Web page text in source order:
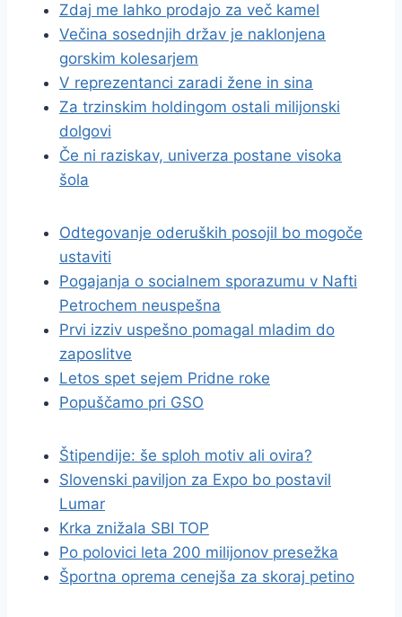
Zdaj me lahko prodajo za več kamel
Večina sosednjih držav je naklonjena
gorskim kolesarjem
V reprezentanci zaradi žene in sina
Za trzinskim holdingom ostali milijonski
dolgovi
Če ni raziskav, univerza postane visoka
šola
Odtegovanje oderuških posojil bo mogoče
ustaviti
Pogajanja o socialnem sporazumu v Nafti
Petrochem neuspešna
Prvi izziv uspešno pomagal mladim do
zaposlitve
Letos spet sejem Pridne roke
Popuščamo pri GSO
Štipendije: še sploh motiv ali ovira?
Slovenski paviljon za Expo bo postavil
Lumar
Krka znižala SBI TOP
Po polovici leta 200 milijonov presežka
Športna oprema cenejša za skoraj petino